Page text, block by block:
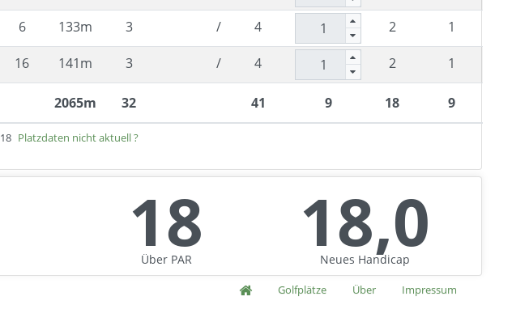
6 133m 3 / 4 2 1
16 141m 3 / 4 2 1
2065m 32 41 9 18 9
18 Platzdaten nicht aktuell ?
18
Über PAR 18,0
Neues Handicap
Golfplätze Über Impressum